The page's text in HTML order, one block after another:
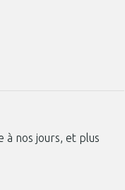
à nos jours, et plus